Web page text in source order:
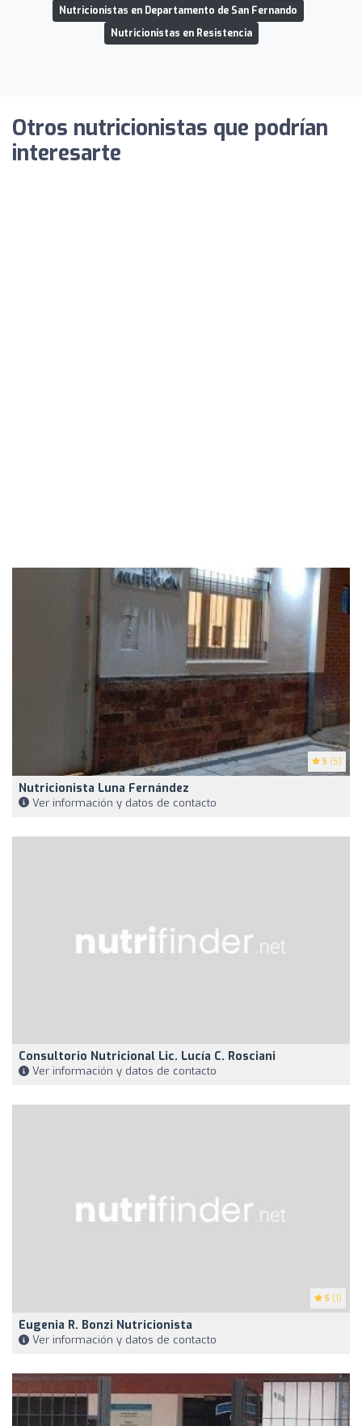
Nutricionistas en Departamento de San Fernando
Nutricionistas en Resistencia
Otros nutricionistas que podrían
interesarte
5 (5)
Nutricionista Luna Fernández
Ver información y datos de contacto
Consultorio Nutricional Lic. Lucía C. Rosciani
Ver información y datos de contacto
5 (1)
Eugenia R. Bonzi Nutricionista
Ver información y datos de contacto